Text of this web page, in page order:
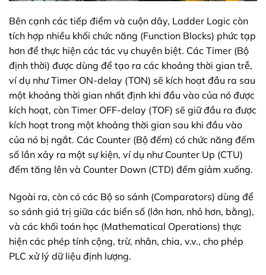
Bên cạnh các tiếp điểm và cuộn dây, Ladder Logic còn
tích hợp nhiều khối chức năng (Function Blocks) phức tạp
hơn để thực hiện các tác vụ chuyên biệt. Các Timer (Bộ
định thời) được dùng để tạo ra các khoảng thời gian trễ,
ví dụ như Timer ON-delay (TON) sẽ kích hoạt đầu ra sau
một khoảng thời gian nhất định khi đầu vào của nó được
kích hoạt, còn Timer OFF-delay (TOF) sẽ giữ đầu ra được
kích hoạt trong một khoảng thời gian sau khi đầu vào
của nó bị ngắt. Các Counter (Bộ đếm) có chức năng đếm
số lần xảy ra một sự kiện, ví dụ như Counter Up (CTU)
đếm tăng lên và Counter Down (CTD) đếm giảm xuống.
Ngoài ra, còn có các Bộ so sánh (Comparators) dùng để
so sánh giá trị giữa các biến số (lớn hơn, nhỏ hơn, bằng),
và các khối toán học (Mathematical Operations) thực
hiện các phép tính cộng, trừ, nhân, chia, v.v., cho phép
PLC xử lý dữ liệu định lượng.